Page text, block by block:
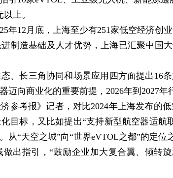
上。
12月底，上海至少有251家低空经济创业
制造基础及人才优势，上海已汇聚中国
长三角协同和场景应用四方面提出16条
向商业化的重要前提，2026年到2027年
考报》记者，对比2024年上海发布的低
目标，又比如提出“支持新型航空器适
从“天空之城”向“世界eVTOL之都”的定位
指引，“鼓励企业加大复合翼、倾转旋